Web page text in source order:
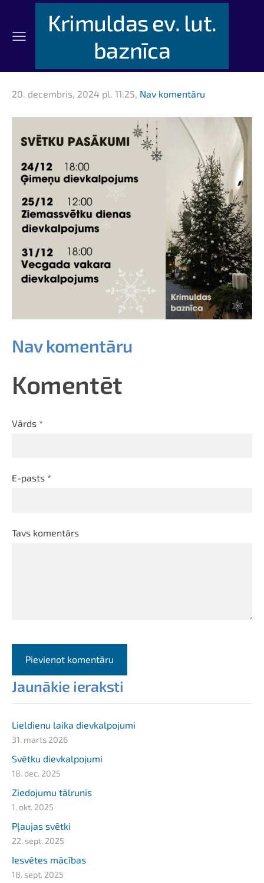
Krimuldas ev. lut.
baznīca
Jaunākie ieraksti
Lieldienu laika dievkalpojumi
31. marts 2026
Svētku dievkalpojumi
18. dec. 2025
Ziedojumu tālrunis
1. okt. 2025
Pļaujas svētki
22. sept. 2025
Iesvētes mācības
18. sept. 2025
20. decembris, 2024 pl. 11:25, Nav komentāru
Nav komentāru
Komentēt
Vārds *
E-pasts *
Tavs komentārs